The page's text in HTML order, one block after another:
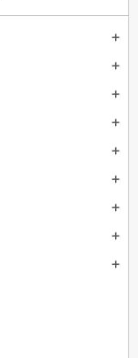
add
add
add
add
add
add
add
add
add